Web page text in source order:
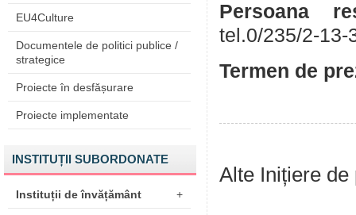
EU4Culture
Documentele de politici publice /
strategice
Proiecte în desfășurare
Proiecte implementate
INSTITUȚII SUBORDONATE
Instituții de învățământ +
Persoana
tel.0/235/2-
Termen de
Alte Inițiere de